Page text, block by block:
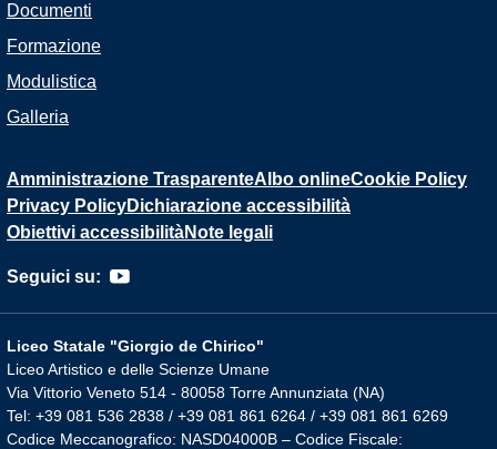
Documenti
Formazione
Modulistica
Galleria
Amministrazione TrasparenteAlbo onlineCookie Policy
Privacy PolicyDichiarazione accessibilità
Obiettivi accessibilitàNote legali
Seguici su:
Liceo Statale "Giorgio de Chirico"
Liceo Artistico e delle Scienze Umane
Via Vittorio Veneto 514 - 80058 Torre Annunziata (NA)
Tel: +39 081 536 2838 / +39 081 861 6264 / +39 081 861 6269
Codice Meccanografico: NASD04000B – Codice Fiscale: